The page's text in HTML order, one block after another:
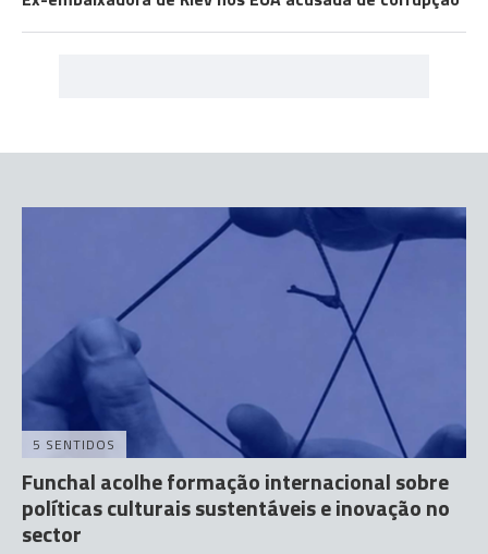
5 SENTIDOS
Funchal acolhe formação internacional sobre
políticas culturais sustentáveis e inovação no
sector